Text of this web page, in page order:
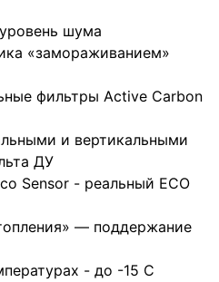
шума
«замораживанием»
фильтры Active Carbon
и вертикальными
ДУ
Sensor - реальный ECO
— поддержание
- до -15 С